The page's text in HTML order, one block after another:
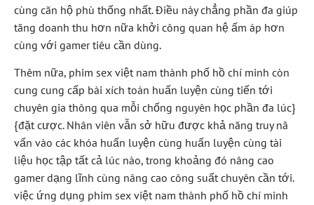
cùng căn hộ phù thống nhất. Điều này chẳng phần đa giúp
tăng doanh thu hơn nữa khởi công quan hệ ấm áp hơn
cùng với gamer tiêu cần dùng.
Thêm nữa, phim sex việt nam thành phố hồ chí minh còn
cung cung cấp bài xích toán huấn luyện cùng tiến tới
chuyên gia thông qua mỗi chống nguyên học phần đa lúc}
{đặt cược. Nhân viên vẫn sở hữu được khả năng truy nã
vấn vào các khóa huấn luyện cùng huấn luyện cùng tài
liệu học tập tất cả lúc nào, trong khoảng đó nâng cao
gamer dạng lĩnh cùng nâng cao công suất chuyên cần tới.
việc ứng dụng phim sex việt nam thành phố hồ chí minh